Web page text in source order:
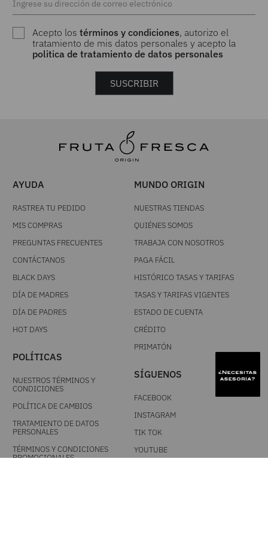
Acepto lostérminos y condiciones, autorizo el
tratamiento de mis datos personales y acepto la
politica de tratamiento de datos personales
SUSCRIBIR
AYUDA
RASTREA TU PEDIDO
MIS COMPRAS
PREGUNTAS FRECUENTES
CONTÁCTANOS
BLACK DAYS
DÍA DE MADRES
DÍA DE PADRES
HOT DAYS
POLÍTICAS
NUESTROS TÉRMINOS Y
CONDICIONES
POLÍTICA DE CAMBIOS
TRATAMIENTO DE DATOS
PERSONALES
TÉRMINOS Y CONDICIONES
PROMOCIONALES
MUNDO ORIGIN
NUESTRAS TIENDAS
QUIÉNES SOMOS
TRABAJA CON NOSOTROS
PAGA FÁCIL
HISTÓRICO TASAS Y TARIFAS
TASAS Y TARIFAS VIGENTES
ESTADO DE CUENTA
CRÉDITO
PRIMATÓN
SÍGUENOS
FACEBOOK
INSTAGRAM
TIK TOK
YOUTUBE